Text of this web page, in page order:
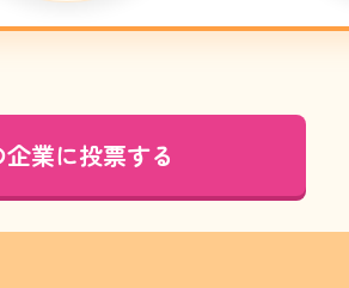
企業に投票する